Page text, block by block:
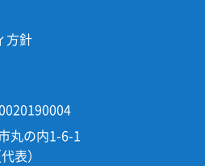
方針
丸の内1-6-1
表）